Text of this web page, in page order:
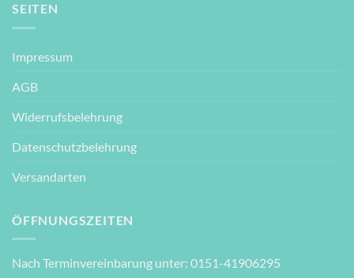
SEITEN
Impressum
AGB
Widerrufsbelehrung
Datenschutzbelehrung
Versandarten
ÖFFNUNGSZEITEN
Nach Terminvereinbarung unter: 0151-41906295